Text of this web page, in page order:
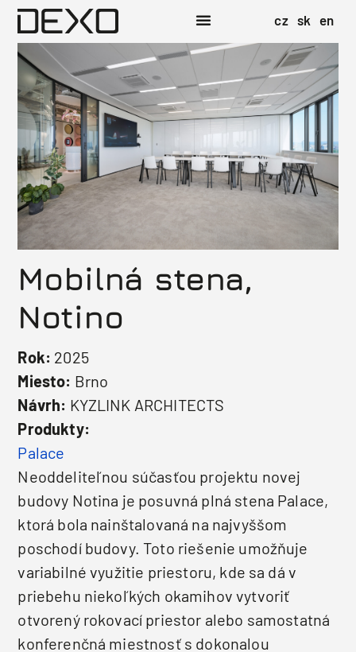
cz sk en
Mobilná stena,
Notino
Rok: 2025
Miesto: Brno
Návrh: KYZLINK ARCHITECTS
Produkty:
Palace
Neoddeliteľnou súčasťou projektu novej
budovy Notina je posuvná plná stena Palace,
ktorá bola nainštalovaná na najvyššom
poschodí budovy. Toto riešenie umožňuje
variabilné využitie priestoru, kde sa dá v
priebehu niekoľkých okamihov vytvoriť
otvorený rokovací priestor alebo samostatná
konferenčná miestnosť s dokonalou